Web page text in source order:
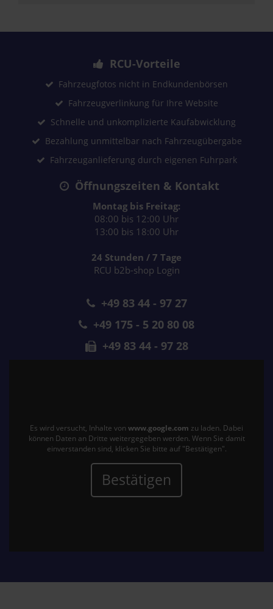
RCU-Vorteile
Fahrzeugfotos nicht in Endkundenbörsen
Fahrzeugverlinkung für Ihre Website
Schnelle und unkomplizierte Kaufabwicklung
Bezahlung unmittelbar nach Fahrzeugübergabe
Fahrzeuganlieferung durch eigenen Fuhrpark
Öffnungszeiten & Kontakt
Montag bis Freitag:
08:00 bis 12:00 Uhr
13:00 bis 18:00 Uhr
24 Stunden / 7 Tage
RCU b2b-shop Login
+49 83 44 - 97 27
+49 175 - 5 20 80 08
+49 83 44 - 97 28
Es wird versucht, Inhalte von www.google.com zu laden. Dabei
können Daten an Dritte weitergegeben werden. Wenn Sie damit
einverstanden sind, klicken Sie bitte auf "Bestätigen".
Bestätigen